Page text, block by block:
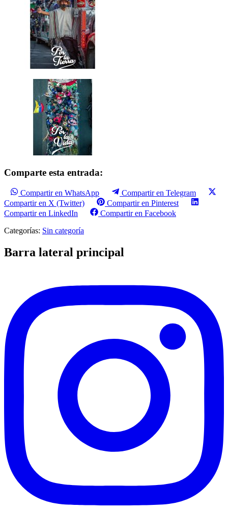
Comparte esta entrada:
Compartir en WhatsApp
Compartir en Telegram
Compartir en X (Twitter)
Compartir en Pinterest
Compartir en LinkedIn
Compartir en Facebook
Categorías: Sin categoría
Barra lateral principal